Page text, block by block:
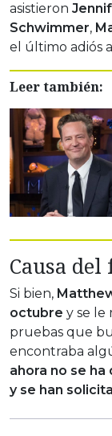
asistieron
Schwimmer,
el último adiós
Leer también:
Causa
Si bien,
octubre y se le
pruebas que
encontraba
ahora no se
y se han